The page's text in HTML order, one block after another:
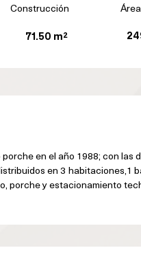
Construcción
71.50 m²
en el año 1988; con
en 3 habitaciones,1
porche y estacionamiento